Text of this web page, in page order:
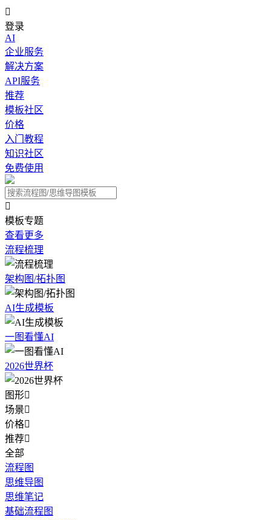

登录
AI
企业服务
解决方案
API服务
推荐
模板社区
价格
入门教程
知识社区
免费使用

模板专题
查看更多
流程梳理
架构图/拓扑图
AI生成模板
一图看懂AI
2026世界杯
图形
场景
价格
推荐
全部
流程图
思维导图
思维笔记
基础流程图